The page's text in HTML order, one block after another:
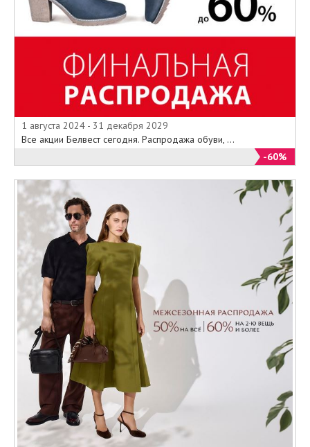
1 августа 2024 - 31 декабря 2029
Все акции Белвест сегодня. Распродажа обуви, ...
-60%